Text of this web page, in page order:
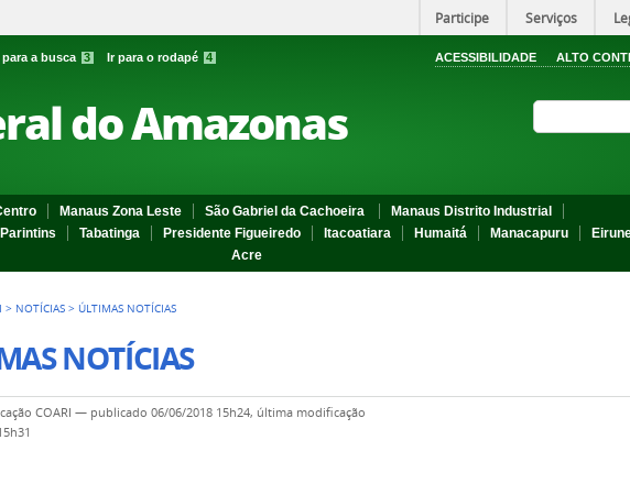
Participe Serviços
para a busca 3 Ir para o rodapé 4 ACESSIBILIDADE ALTO
do Amazonas
Manaus Zona Leste São Gabriel da Cachoeira
Manaus Distrito Industrial
Parintins Tabatinga Presidente Figueiredo Itacoatiara Humaitá Manacapuru
Acre
> NOTÍCIAS > ÚLTIMAS NOTÍCIAS
NOTÍCIAS
COARI — publicado 06/06/2018 15h24, última modificação